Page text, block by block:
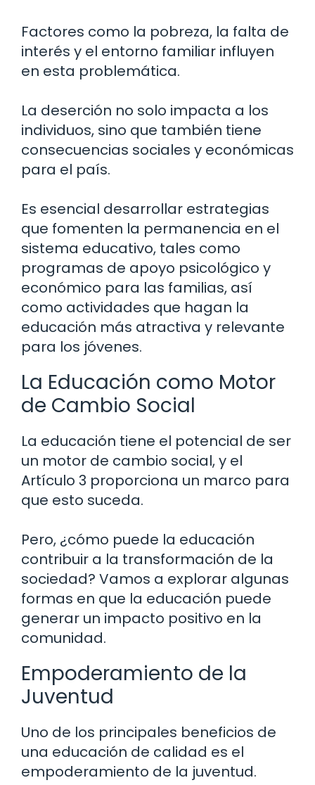
Factores como la pobreza, la falta de
interés y el entorno familiar influyen
en esta problemática.
La deserción no solo impacta a los
individuos, sino que también tiene
consecuencias sociales y económicas
para el país.
Es esencial desarrollar estrategias
que fomenten la permanencia en el
sistema educativo, tales como
programas de apoyo psicológico y
económico para las familias, así
como actividades que hagan la
educación más atractiva y relevante
para los jóvenes.
La Educación como Motor
de Cambio Social
La educación tiene el potencial de ser
un motor de cambio social, y el
Artículo 3 proporciona un marco para
que esto suceda.
Pero, ¿cómo puede la educación
contribuir a la transformación de la
sociedad? Vamos a explorar algunas
formas en que la educación puede
generar un impacto positivo en la
comunidad.
Empoderamiento de la
Juventud
Uno de los principales beneficios de
una educación de calidad es el
empoderamiento de la juventud.